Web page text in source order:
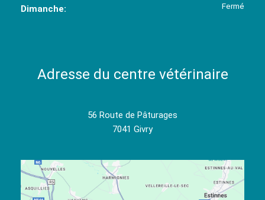
Dimanche: Fermé
Adresse du centre vétérinaire
56 Route de Pâturages
7041 Givry